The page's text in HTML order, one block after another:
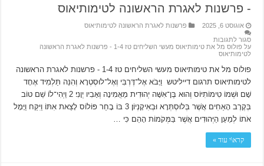
‫- פרשנות לאגרת הראשונה לטימותיאוס
אוגוסט 6, 2025
פרשנות לאגרת הראשונה לטימותיאוס
סגור לתגובות
על פולוס מל את טימותיאוס מעשי השליחים טז 1-4 ‫- פרשנות לאגרת הראשונה
לטימותיאוס
פולוס מל את טימותיאוס מעשי השליחים טז 1-4 ‫- פרשנות לאגרת הראשונה
לטימותיאוס תרגום דייליטש וַיָּבֹא אֶל־דֶּרְבִּי וְאֶל־לוּסְטְרָא וְהִנֵּה תַּלְמִיד אֶחָד
שָׁם וּשְׁמוֹ טִימוֹתִיּוֹס וְהוּא בֶּן־אִשָּׁה יְהוּדִית מַאֲמִינָה וְאָבִיו יְוָנִי׃ 2 וַיְהִי־לוֹ שֵׁם טוֹב
בְּקֶרֶב הָאַחִים אֲשֶׁר בְּלוּסְתְּרָא וּבְאִיקָנְיוֹן׃ 3 בּוֹ בָחַר פּוֹלוֹס לָצֵאת אִתּוֹ וַיִּקַּח וַיָּמָל
אֹתוֹ לְמַעַן הַיְּהוּדִים אֲשֶׁר בַּמְּקֹמוֹת הָהֵם כִּי …
קרא\י עוד »